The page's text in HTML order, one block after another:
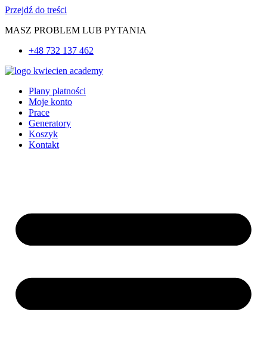
Przejdź do treści
MASZ PROBLEM LUB PYTANIA
+48 732 137 462
Plany płatności
Moje konto
Prace
Generatory
Koszyk
Kontakt